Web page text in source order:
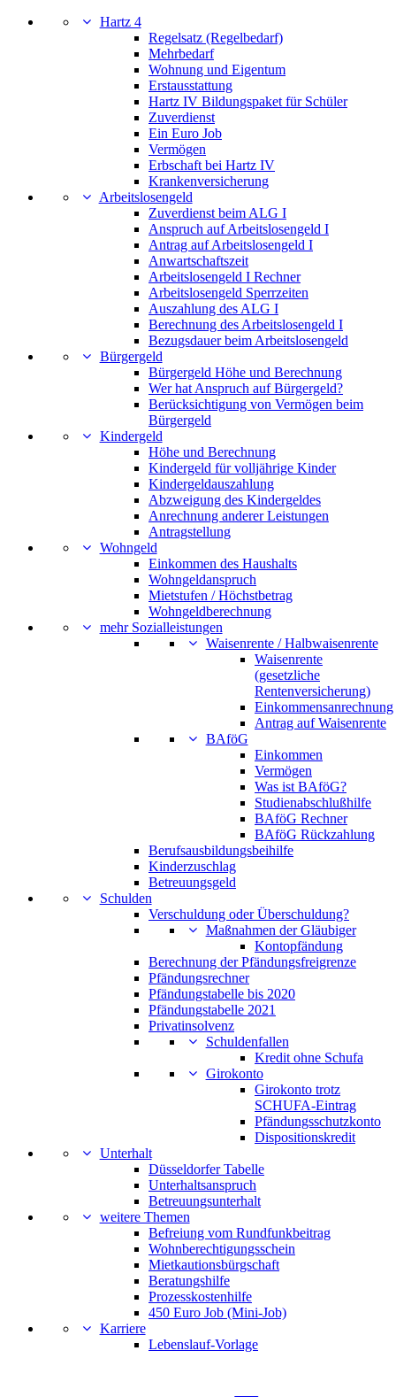
Hartz 4
Regelsatz (Regelbedarf)
Mehrbedarf
Wohnung und Eigentum
Erstausstattung
Hartz IV Bildungspaket für Schüler
Zuverdienst
Ein Euro Job
Vermögen
Erbschaft bei Hartz IV
Krankenversicherung
Arbeitslosengeld
Zuverdienst beim ALG I
Anspruch auf Arbeitslosengeld I
Antrag auf Arbeitslosengeld I
Anwartschaftszeit
Arbeitslosengeld I Rechner
Arbeitslosengeld Sperrzeiten
Auszahlung des ALG I
Berechnung des Arbeitslosengeld I
Bezugsdauer beim Arbeitslosengeld
Bürgergeld
Bürgergeld Höhe und Berechnung
Wer hat Anspruch auf Bürgergeld?
Berücksichtigung von Vermögen beim
Bürgergeld
Kindergeld
Höhe und Berechnung
Kindergeld für volljährige Kinder
Kindergeldauszahlung
Abzweigung des Kindergeldes
Anrechnung anderer Leistungen
Antragstellung
Wohngeld
Einkommen des Haushalts
Wohngeldanspruch
Mietstufen / Höchstbetrag
Wohngeldberechnung
mehr Sozialleistungen
Waisenrente / Halbwaisenrente
Waisenrente
(gesetzliche
Rentenversicherung)
Einkommensanrechnung
Antrag auf Waisenrente
BAföG
Einkommen
Vermögen
Was ist BAföG?
Studienabschlußhilfe
BAföG Rechner
BAföG Rückzahlung
Berufsausbildungsbeihilfe
Kinderzuschlag
Betreuungsgeld
Schulden
Verschuldung oder Überschuldung?
Maßnahmen der Gläubiger
Kontopfändung
Berechnung der Pfändungsfreigrenze
Pfändungsrechner
Pfändungstabelle bis 2020
Pfändungstabelle 2021
Privatinsolvenz
Schuldenfallen
Kredit ohne Schufa
Girokonto
Girokonto trotz
SCHUFA-Eintrag
Pfändungsschutzkonto
Dispositionskredit
Unterhalt
Düsseldorfer Tabelle
Unterhaltsanspruch
Betreuungsunterhalt
weitere Themen
Befreiung vom Rundfunkbeitrag
Wohnberechtigungsschein
Mietkautionsbürgschaft
Beratungshilfe
Prozesskostenhilfe
450 Euro Job (Mini-Job)
Karriere
Lebenslauf-Vorlage